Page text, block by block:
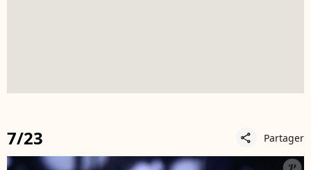
7/23 share Partager